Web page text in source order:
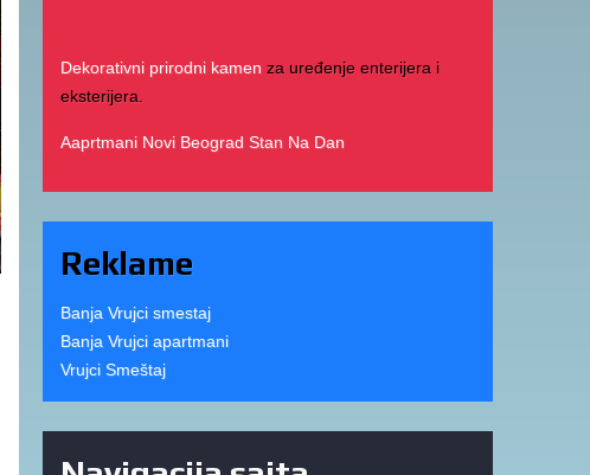
Dekorativni prirodni kamen za uređenje enterijera i
eksterijera.
Aaprtmani Novi Beograd Stan Na Dan
Reklame
Banja Vrujci smestaj
Banja Vrujci apartmani
Vrujci Smeštaj